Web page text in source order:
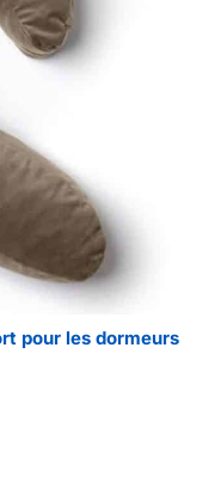
pour les dormeurs